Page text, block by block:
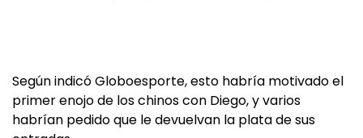
Según indicó Globoesporte, esto habría motivado el
primer enojo de los chinos con Diego, y varios
habrían pedido que le devuelvan la plata de sus